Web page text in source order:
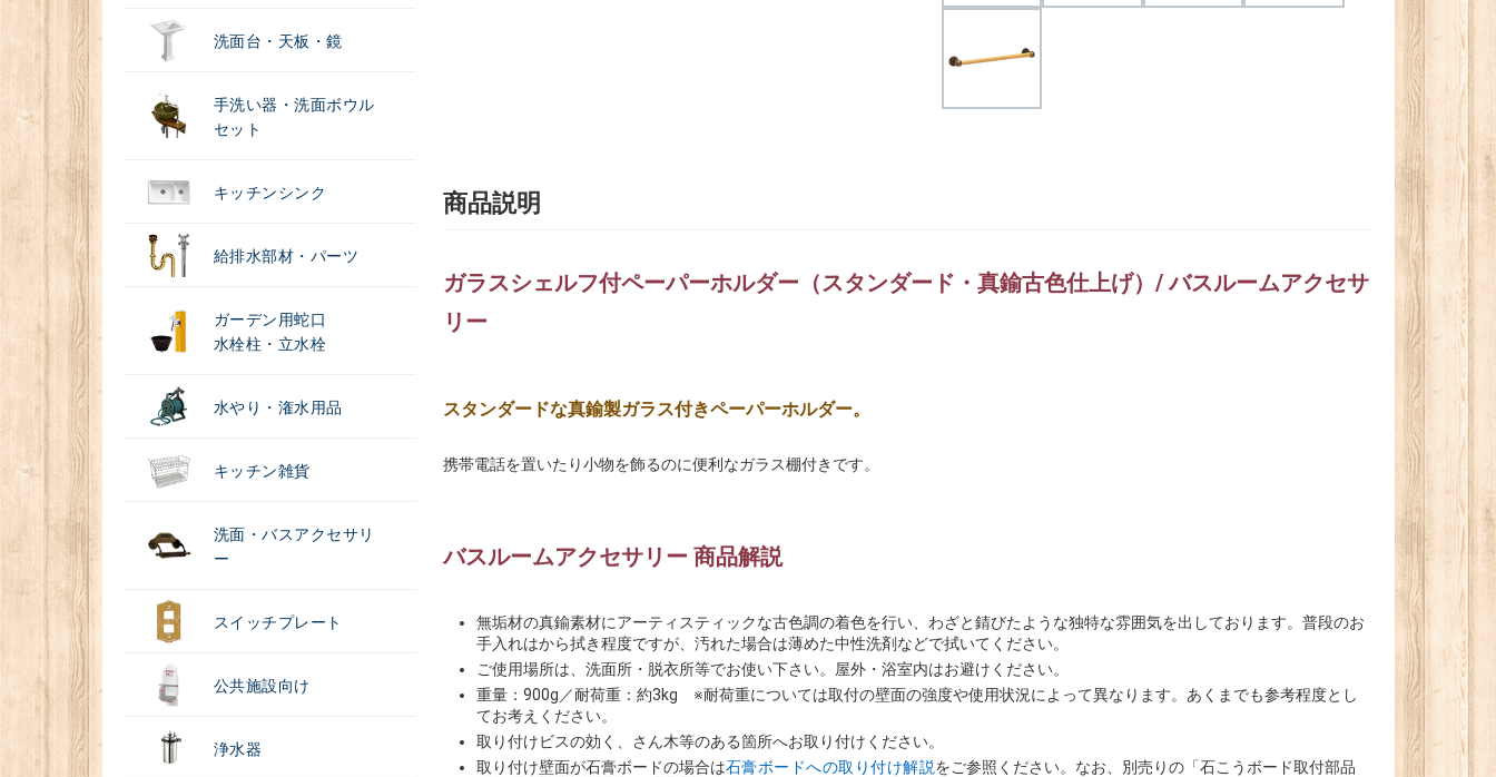
洗面台・天板・鏡
手洗い器・洗面ボウル
セット
キッチンシンク
給排水部材・パーツ
ガーデン用蛇口
水栓柱・立水栓
水やり・潅水用品
キッチン雑貨
洗面・バスアクセサリ
ー
スイッチプレート
公共施設向け
浄水器
商品説明
ガラスシェルフ付ペーパーホルダー（スタンダード・真鍮古色仕上げ）/ バスルームアクセサ
リー
スタンダードな真鍮製ガラス付きペーパーホルダー。
携帯電話を置いたり小物を飾るのに便利なガラス棚付きです。
バスルームアクセサリー 商品解説
無垢材の真鍮素材にアーティスティックな古色調の着色を行い、わざと錆びたような独特な雰囲気を出しております。普段のお
手入れはから拭き程度ですが、汚れた場合は薄めた中性洗剤などで拭いてください。
ご使用場所は、洗面所・脱衣所等でお使い下さい。屋外・浴室内はお避けください。
重量：900g／耐荷重：約3kg ※耐荷重については取付の壁面の強度や使用状況によって異なります。あくまでも参考程度とし
てお考えください。
取り付けビスの効く、さん木等のある箇所へお取り付けください。
取り付け壁面が石膏ボードの場合は石膏ボードへの取り付け解説をご参照ください。なお、別売りの「石こうボード取付部品